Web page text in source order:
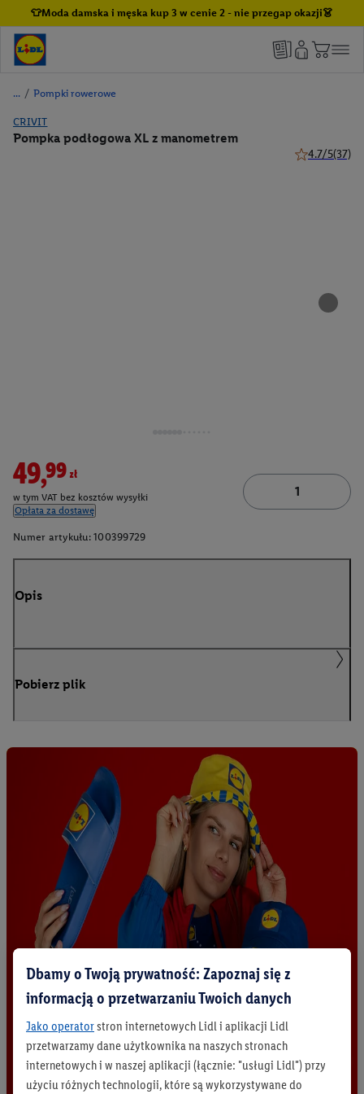
👕Moda damska i męska kup 3 w cenie 2 - nie przegap okazji👗
/ Pompki rowerowe
CRIVIT
Pompka podłogowa XL z manometrem
4.7/5(37)
49,99zł
w tym VAT bez kosztów wysyłki
Opłata za dostawę
Numer artykułu: 100399729
Opis
Pobierz plik
Dbamy o Twoją prywatność: Zapoznaj się z
informacją o przetwarzaniu Twoich danych
Jako operatorstron internetowych Lidl i aplikacji Lidl
przetwarzamy dane użytkownika na naszych stronach
internetowych i w naszej aplikacji (łącznie: "usługi Lidl") przy
użyciu różnych technologii, które są wykorzystywane do